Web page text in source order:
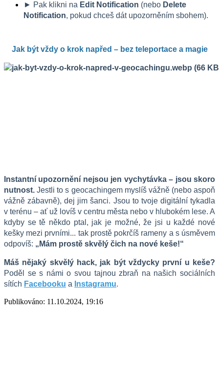
► Pak klikni na Edit Notification (nebo Delete
Notification, pokud chceš dát upozorněním sbohem).
Jak být vždy o krok napřed – bez teleportace a magie
Instantní upozornění nejsou jen vychytávka – jsou skoro
nutnost. Jestli to s geocachingem myslíš vážně (nebo aspoň
vážně zábavně), dej jim šanci. Jsou to tvoje digitální tykadla
v terénu – ať už lovíš v centru města nebo v hlubokém lese. A
kdyby se tě někdo ptal, jak je možné, že jsi u každé nové
kešky mezi prvními... tak prostě pokrčíš rameny a s úsměvem
odpovíš: „Mám prostě skvělý čich na nové keše!“
Poděl se s námi o svou tajnou zbraň na našich sociálních
sítích Facebooku a Instagramu.
Publikováno: 11.10.2024, 19:16